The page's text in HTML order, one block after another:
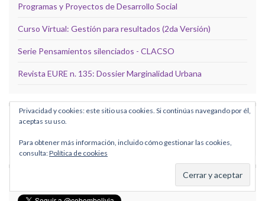
Programas y Proyectos de Desarrollo Social
Curso Virtual: Gestión para resultados (2da Versión)
Serie Pensamientos silenciados - CLACSO
Revista EURE n. 135: Dossier Marginalidad Urbana
SIGUE A CEBEM EN FACEBOOK
Privacidad y cookies: este sitio usa cookies. Si continúas navegando por él,
aceptas su uso.
Para obtener más información, incluido cómo gestionar las cookies,
consulta:Política de cookies